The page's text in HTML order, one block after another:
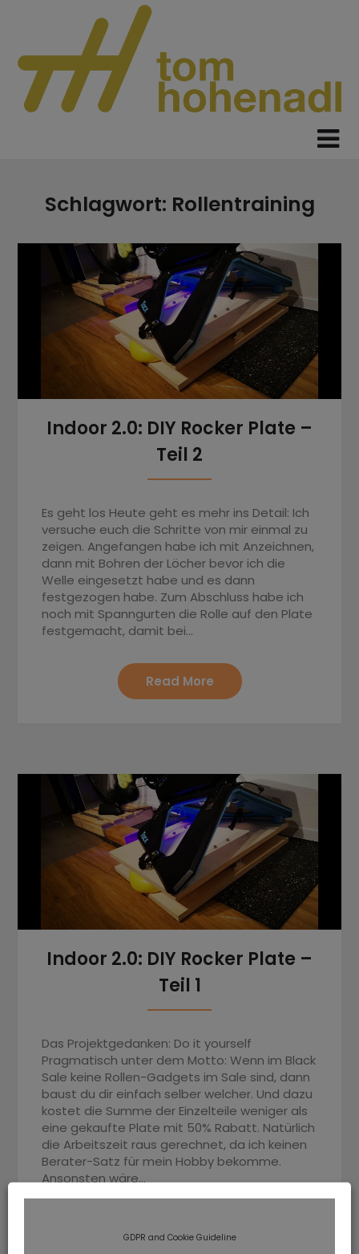
content
Schlagwort: Rollentraining
Indoor 2.0: DIY Rocker Plate –
Teil 2
Es geht los Heute geht es mehr ins Detail: Ich
versuche euch die Schritte von mir einmal zu
zeigen. Angefangen habe ich mit Anzeichnen,
dann mit Bohren der Löcher bevor ich die
Welle eingesetzt habe und es dann
festgezogen habe. Zum Abschluss habe ich
noch mit Spanngurten die Rolle auf den Plate
festgemacht, damit bei…
Read More
Indoor 2.0: DIY Rocker Plate –
Teil 1
Das Projektgedanken: Do it yourself
Pragmatisch unter dem Motto: Wenn im Black
Sale keine Rollen-Gadgets im Sale sind, dann
baust du dir einfach selber welcher. Und dazu
kostet die Summe der Einzelteile weniger als
eine gekaufte Plate mit 50% Rabatt. Natürlich
die Arbeitszeit raus gerechnet, da ich keinen
Berater-Satz für mein Hobby bekomme.
Ansonsten wäre…
GDPR and Cookie Guideline